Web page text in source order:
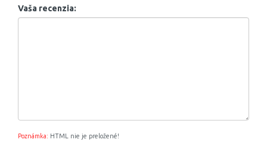
Vaša recenzia:
Poznámka: HTML nie je preložené!